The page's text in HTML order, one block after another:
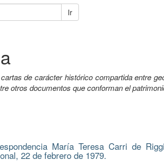
Ir
de carácter histórico compartida entre
otros documentos que conforman el
María Teresa Carri de
22 de febrero de 1979.